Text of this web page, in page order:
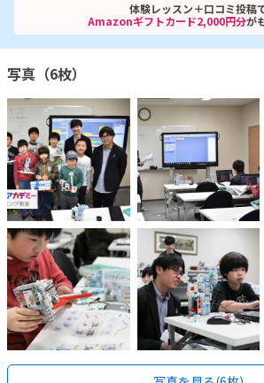
体験レッスン＋口コミ投稿
Amazonギフトカード2,000円分が
写真（6枚）